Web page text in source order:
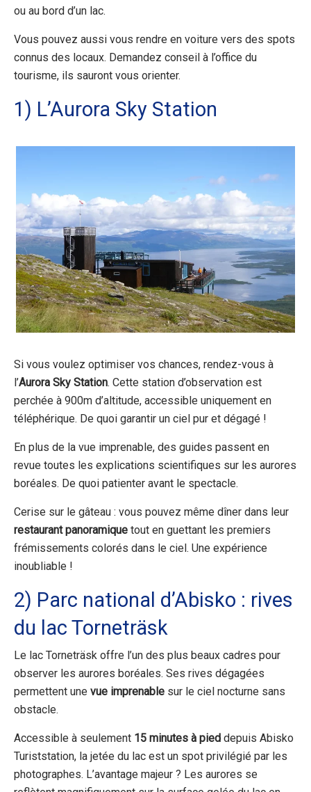
ou au bord d’un lac.
Vous pouvez aussi vous rendre en voiture vers des spots
connus des locaux. Demandez conseil à l’office du
tourisme, ils sauront vous orienter.
1) L’Aurora Sky Station
Si vous voulez optimiser vos chances, rendez-vous à
l’Aurora Sky Station. Cette station d’observation est
perchée à 900m d’altitude, accessible uniquement en
téléphérique. De quoi garantir un ciel pur et dégagé !
En plus de la vue imprenable, des guides passent en
revue toutes les explications scientifiques sur les aurores
boréales. De quoi patienter avant le spectacle.
Cerise sur le gâteau : vous pouvez même dîner dans leur
restaurant panoramique tout en guettant les premiers
frémissements colorés dans le ciel. Une expérience
inoubliable !
2) Parc national d’Abisko : rives
du lac Torneträsk
Le lac Torneträsk offre l’un des plus beaux cadres pour
observer les aurores boréales. Ses rives dégagées
permettent une vue imprenable sur le ciel nocturne sans
obstacle.
Accessible à seulement 15 minutes à pied depuis Abisko
Turiststation, la jetée du lac est un spot privilégié par les
photographes. L’avantage majeur ? Les aurores se